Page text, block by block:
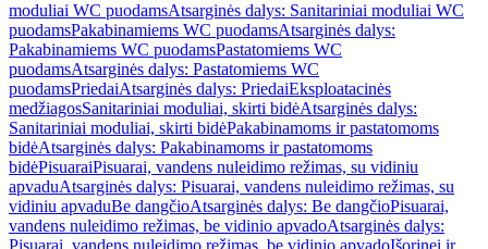
moduliai WC puodamsAtsarginės dalys: Sanitariniai moduliai WC
puodamsPakabinamiems WC puodamsAtsarginės dalys:
Pakabinamiems WC puodamsPastatomiems WC
puodamsAtsarginės dalys: Pastatomiems WC
puodamsPriedaiAtsarginės dalys: PriedaiEksploatacinės
medžiagosSanitariniai moduliai, skirti bidėAtsarginės dalys:
Sanitariniai moduliai, skirti bidėPakabinamoms ir pastatomoms
bidėAtsarginės dalys: Pakabinamoms ir pastatomoms
bidėPisuaraiPisuarai, vandens nuleidimo režimas, su vidiniu
apvaduAtsarginės dalys: Pisuarai, vandens nuleidimo režimas, su
vidiniu apvaduBe dangčioAtsarginės dalys: Be dangčioPisuarai,
vandens nuleidimo režimas, be vidinio apvadoAtsarginės dalys:
Pisuarai, vandens nuleidimo režimas, be vidinio apvadoIšorinei ir